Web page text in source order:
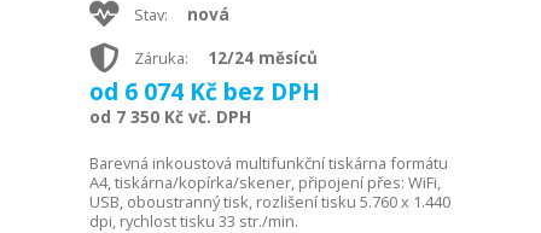
Stav: nová
Záruka: 12/24 měsíců
od 6 074 Kč bez DPH
od 7 350 Kč vč. DPH
Barevná inkoustová multifunkční tiskárna formátu
A4, tiskárna/kopírka/skener, připojení přes: WiFi,
USB, oboustranný tisk, rozlišení tisku 5.760 x 1.440
dpi, rychlost tisku 33 str./min.